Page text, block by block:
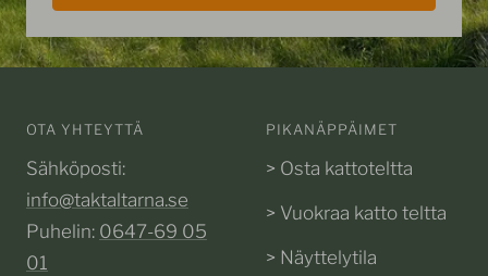
OTA YHTEYTTÄ
Sähköposti:
info@taktaltarna.se
Puhelin: 0647-69 05
01
PIKANÄPPÄIMET
> Osta kattoteltta
> Vuokraa katto teltta
> Näyttelytila